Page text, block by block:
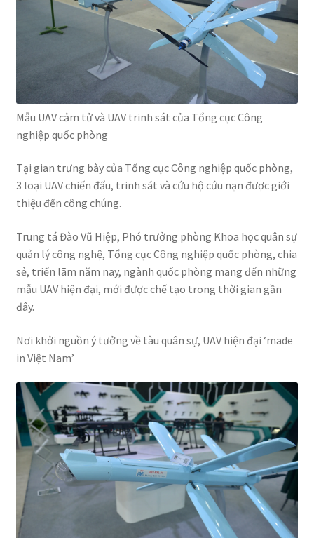
Mẫu UAV cảm tử và UAV trinh sát của Tổng cục Công
nghiệp quốc phòng
Tại gian trưng bày của Tổng cục Công nghiệp quốc phòng,
3 loại UAV chiến đấu, trinh sát và cứu hộ cứu nạn được giới
thiệu đến công chúng.
Trung tá Đào Vũ Hiệp, Phó trưởng phòng Khoa học quân sự
quản lý công nghệ, Tổng cục Công nghiệp quốc phòng, chia
sẻ, triển lãm năm nay, ngành quốc phòng mang đến những
mẫu UAV hiện đại, mới được chế tạo trong thời gian gần
đây.
Nơi khởi nguồn ý tưởng về tàu quân sự, UAV hiện đại ‘made
in Việt Nam’